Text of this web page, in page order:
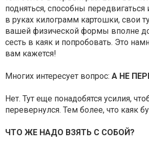
подняться, способны
в руках килограмм картошки, свои
вашей физической формы вполне
сесть в каяк и попробовать. Это
вам кажется!
Многих интересует вопрос: А НЕ
Нет. Тут еще понадобятся усилия,
перевернулся. Тем более, что каяк
ЧТО ЖЕ НАДО ВЗЯТЬ С СОБОЙ?